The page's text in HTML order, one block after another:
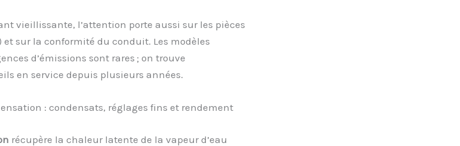
vieillissante, l’attention porte aussi sur les pièces
et sur la conformité du conduit. Les modèles
d’émissions sont rares ; on trouve
en service depuis plusieurs années.
: condensats, réglages fins et rendement
récupère la chaleur latente de la vapeur d’eau